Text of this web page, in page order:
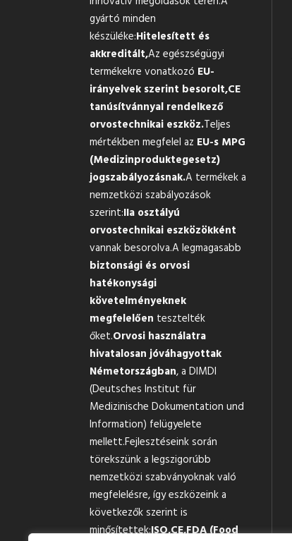
gyártó minden
készüléke:Hitelesített és
akkreditált,Az egészségügyi
termékekre vonatkozó EU-
irányelvek szerint besorolt,CE
tanúsítvánnyal rendelkező
orvostechnikai eszköz.Teljes
mértékben megfelel az EU-s MPG
(Medizinproduktegesetz)
jogszabályozásnak.A termékek a
nemzetközi szabályozások
szerint:IIa osztályú
orvostechnikai eszközökként
vannak besorolva.A legmagasabb
biztonsági és orvosi
hatékonysági
követelményeknek
megfelelően tesztelték
őket.Orvosi használatra
hivatalosan jóváhagyottak
Németországban, a DIMDI
(Deutsches Institut für
Medizinische Dokumentation und
Information) felügyelete
mellett.Fejlesztéseink során
törekszünk a legszigorúbb
nemzetközi szabványoknak való
megfelelésre, így eszközeink a
következők szerint is
minősítettek:ISO,CE,FDA (Food